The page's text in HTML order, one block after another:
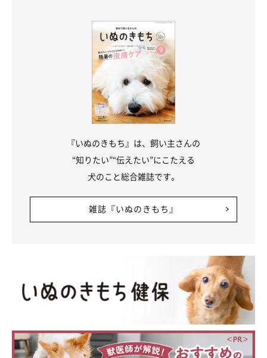
【獣医師解説】地球儀を前足で触って回す犬
『いぬのきもち』は、飼い主さんの
“知りたい”“伝えたい”にこたえる
犬のこと総合雑誌です。
雑誌『いぬのきもち』